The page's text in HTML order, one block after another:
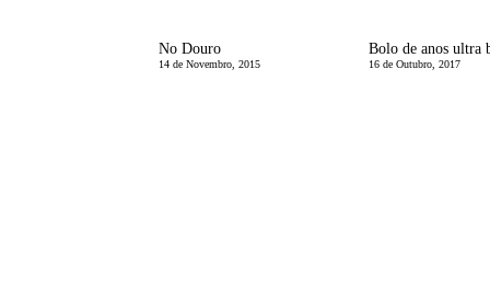
No Douro
14 de Novembro, 2015 16 de Outubro, 2017